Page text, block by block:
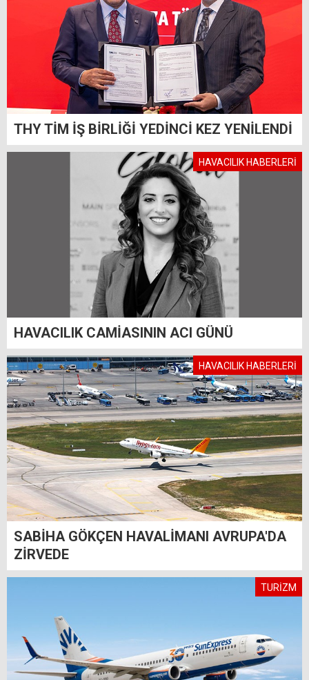
THY TİM İŞ BİRLİĞİ YEDİNCİ KEZ YENİLENDİ
HAVACILIK HABERLERİ
HAVACILIK CAMİASININ ACI GÜNÜ
HAVACILIK HABERLERİ
SABİHA GÖKÇEN HAVALİMANI AVRUPA'DA
ZİRVEDE
TURİZM